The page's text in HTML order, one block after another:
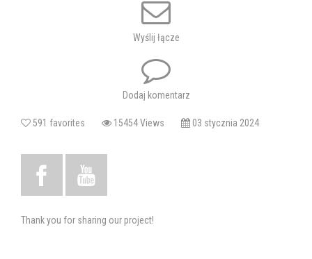
baletowa szkoła tańca
Wyślij łącze
Dodaj komentarz
591 favorites 15454 Views 03 stycznia 2024
Thank you for sharing our project!